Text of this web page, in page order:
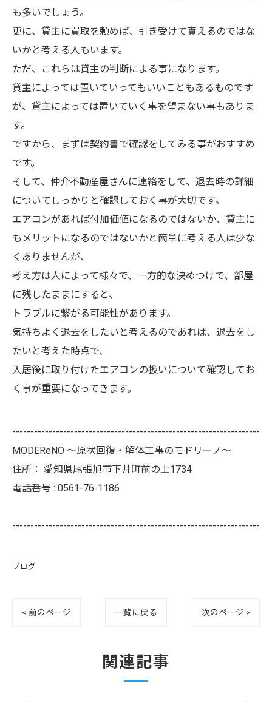
も多いでしょう。
更に、貸主に買取を頼めば、引き受けて貰えるのではな
いかと考える人もいます。
ただ、これらは貸主の判断による事になります。
貸主によっては置いていってもいいこともあるものです
が、貸主によっては置いていく事を望まない事もありま
す。
ですから、まずは契約書で確認をしてみる事がおすすめ
です。
そして、仲介不動産屋さんに連絡をして、退去時の詳細
についてしっかりと確認しておく事が大切です。
エアコンがあれば付加価値になるのではないか、貸主に
もメリットになるのではないかと簡単に考える人は少な
くありませんが、
考え方は人によって様々で、一方的な決めつけで、部屋
に残したままにすると、
トラブルに繋がる可能性があります。
気持ちよく退去をしたいと考えるのであれば、退去をし
たいと考えた時点で、
入居後に取り付けたエアコンの扱いについて確認してお
く事が重要になってきます。
--------------------------------------------------------------------
MODEReNO ～原状回復・解体工事のモドリーノ～
住所： 愛知県尾張旭市下井町前の上1734
電話番号 : 0561-76-1186
--------------------------------------------------------------------
ブログ
< 前のページ 一覧に戻る 次のページ >
関連記事